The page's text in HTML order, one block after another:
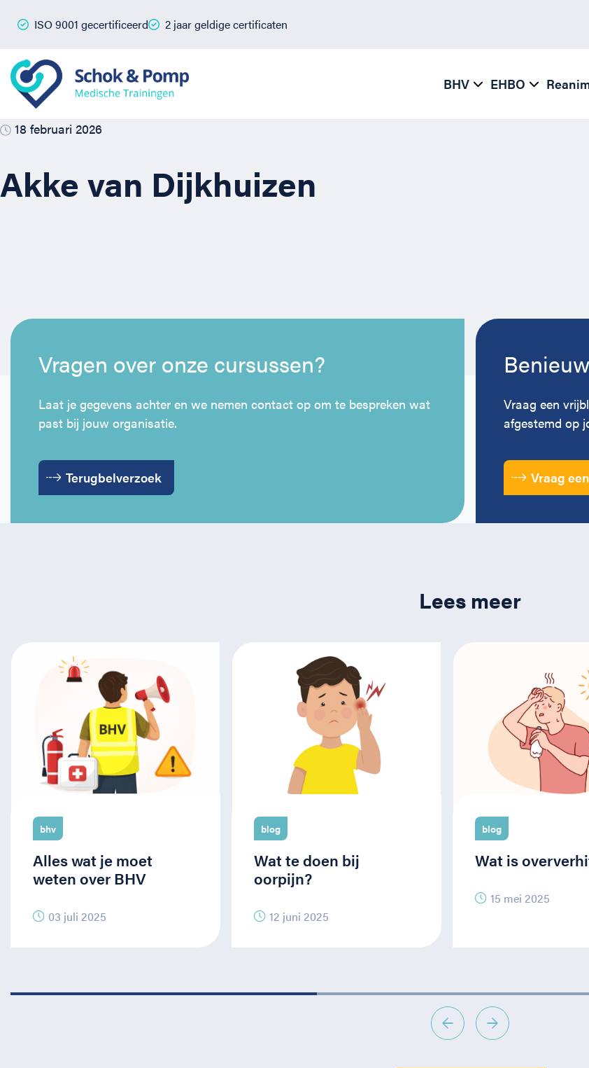
ISO 9001 gecertificeerd 2 jaar geldige certificaten
BHV EHBO
18 februari 2026
Akke van Dijkhuizen
Vragen over onze cursussen?
Laat je gegevens achter en we nemen contact op om te bespreken wat
past bij jouw organisatie.
Terugbelverzoek
Vraag een
afgestemd op
Vraag
Lees meer
bhv
Alles wat je moet
weten over BHV
03 juli 2025
blog
Wat te doen bij
oorpijn?
12 juni 2025
blog
Wat is
15 mei 2025